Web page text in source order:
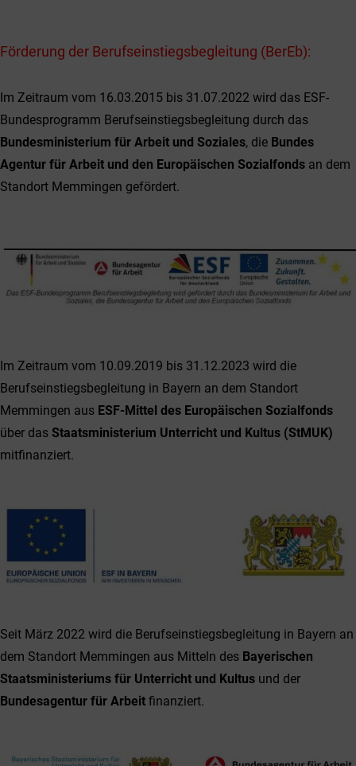
Förderung der Berufseinstiegs­begleitung (BerEb):
Im Zeitraum vom 16.03.2015 bis 31.07.2022 wird das ESF-
Bundesprogramm Berufseinstiegsbegleitung durch das
Bundesministerium für Arbeit und Soziales, die Bundes
Agentur für Arbeit und den Europäischen Sozialfonds an dem
Standort Memmingen gefördert.
Im Zeitraum vom 10.09.2019 bis 31.12.2023 wird die
Berufseinstiegsbegleitung in Bayern an dem Standort
Memmingen aus ESF-Mittel des Europäischen Sozialfonds
über das Staatsministerium Unterricht und Kultus (StMUK)
mitfinanziert.
Seit März 2022 wird die Berufseinstiegsbegleitung in Bayern an
dem Standort Memmingen aus Mitteln des Bayerischen
Staatsministeriums für Unterricht und Kultus und der
Bundesagentur für Arbeit finanziert.